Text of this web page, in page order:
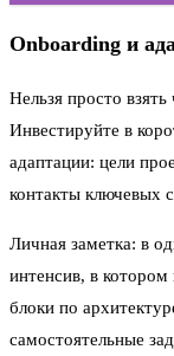
Onboarding и
Нельзя просто
Инвестируйте в
адаптации: цели
контакты ключевых
Личная заметка: в
интенсив, в
блоки по
самостоятельные